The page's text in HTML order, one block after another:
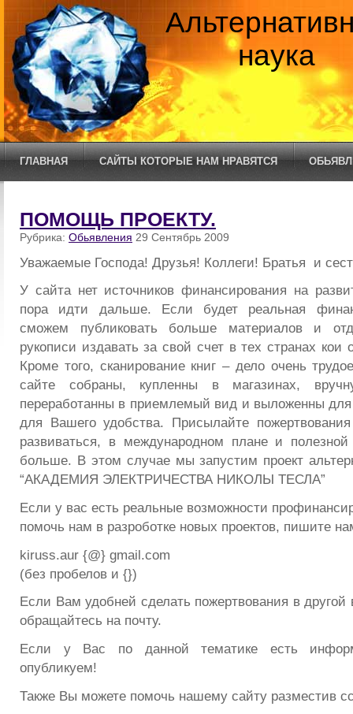
наука
ГЛАВНАЯ САЙТЫ КОТОРЫЕ НАМ НРАВЯТСЯ
ПОМОЩЬ ПРОЕКТУ.
Рубрика: Обьявления 29 Сентябрь 2009
Уважаемые Господа! Друзья! Коллеги! Братья и
У сайта нет источников финансирования на
пора идти дальше. Если будет реальная
сможем публиковать больше материалов и
рукописи издавать за свой счет в тех странах кои
Кроме того, сканирование книг – дело очень
сайте собраны, купленны в магазинах,
переработанны в приемлемый вид и выложенны для
для Вашего удобства. Присылайте
развиваться, в международном плане и
больше. В этом случае мы запустим проект
“АКАДЕМИЯ ЭЛЕКТРИЧЕСТВА НИКОЛЫ ТЕСЛА”
Если у вас есть реальные возможности
помочь нам в разроботке новых проектов, пишите
kiruss.aur {@} gmail.com
(без пробелов и {})
Если Вам удобней сделать пожертвования в
обращайтесь на почту.
Если у Вас по данной тематике есть
опубликуем!
Также Вы можете помочь нашему сайту разместив